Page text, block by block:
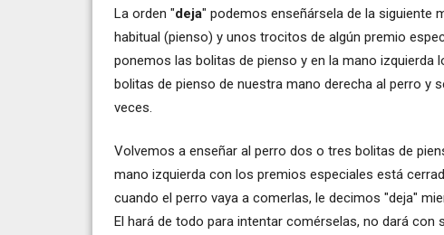
La orden "deja" podemos enseñársela de la siguiente
habitual (pienso) y unos trocitos de algún premio
ponemos las bolitas de pienso y en la mano
bolitas de pienso de nuestra mano derecha al perro y
veces.
Volvemos a enseñar al perro dos o tres bolitas de
mano izquierda con los premios especiales está
cuando el perro vaya a comerlas, le decimos "deja"
El hará de todo para intentar comérselas, no dará con